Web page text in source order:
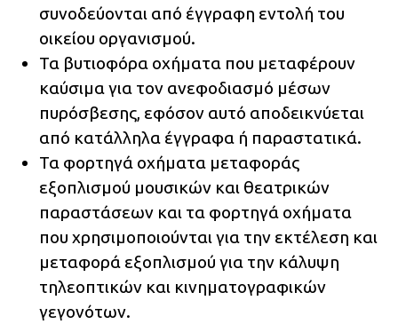
συνοδεύονται από έγγραφη εντολή του
οικείου οργανισμού.
Τα βυτιοφόρα οχήματα που μεταφέρουν
καύσιμα για τον ανεφοδιασμό μέσων
πυρόσβεσης, εφόσον αυτό αποδεικνύεται
από κατάλληλα έγγραφα ή παραστατικά.
Τα φορτηγά οχήματα μεταφοράς
εξοπλισμού μουσικών και θεατρικών
παραστάσεων και τα φορτηγά οχήματα
που χρησιμοποιούνται για την εκτέλεση και
μεταφορά εξοπλισμού για την κάλυψη
τηλεοπτικών και κινηματογραφικών
γεγονότων.